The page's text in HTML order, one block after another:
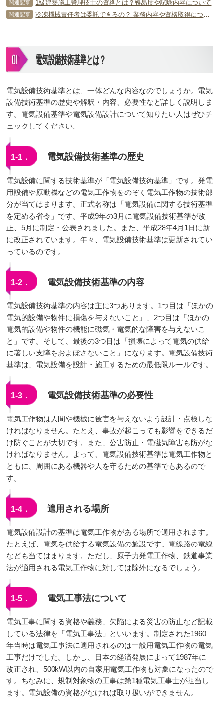
関連記事 1級建築施工管理技士の資格とは？難易度や試験内容について
関連記事
電気設備技術基準とは？
電気設備技術基準とは、一体どんな内容なのでしょうか。電気
設備技術基準の歴史や解釈・内容、必要性など詳しく説明しま
す。電気設備基準や電気設備設計について知りたい人はぜひチ
ェックしてください。
1-1． 電気設備技術基準の歴史
電気設備に関する技術基準が「電気設備技術基準」です。発電
用設備や原動機などの電気工作物をのぞく電気工作物の技術部
分が当てはまります。正式名称は「電気設備に関する技術基準
を定める省令」です。平成9年の3月に電気設備技術基準が改
正、5月に制定・公表されました。また、平成28年4月1日に新
に改正されています。年々、電気設備技術基準は更新されてい
っているのです。
1-2． 電気設備技術基準の内容
電気設備技術基準の内容は主に3つあります。1つ目は「ほかの
電気的設備や物件に損傷を与えないこと」、2つ目は「ほかの
電気的設備や物件の機能に磁気・電気的な障害を与えないこ
と」です。そして、最後の3つ目は「損壊によって電気の供給
に著しい支障をおよぼさないこと」になります。電気設備技術
基準は、電気設備を設計・施工するための最低限ルールです。
1-3． 電気設備技術基準の必要性
電気工作物は人間や機械に被害を与えないよう設計・点検しな
ければなりません。たとえ、事故が起こっても影響をできるだ
け防ぐことが大切です。また、公害防止・電磁気障害も防がな
ければなりません。よって、電気設備技術基準は電気工作物と
ともに、周囲にある機器や人を守るための基準でもあるので
す。
1-4． 適用される場所
電気設備設計の基準は電気工作物がある場所で適用されます。
たとえば、電気を供給する電気設備の施設です。電線路の電線
なども当てはまります。ただし、原子力発電工作物、鉄道事業
法が適用される電気工作物に対しては除外になるでしょう。
1-5． 電気工事法について
電気工事に関する資格や義務、欠陥による災害の防止など記載
している法律を「電気工事法」といいます。制定された1960
年当時は電気工事法に適用されるのは一般用電気工作物の電気
工事だけでした。しかし、日本の経済発展によって1987年に
改正され、500kW以内の自家用電気工作物も対象になったので
す。ちなみに、規制対象物の工事は第1種電気工事士が担当し
ます。電気設備の資格がなければ取り扱いができません。